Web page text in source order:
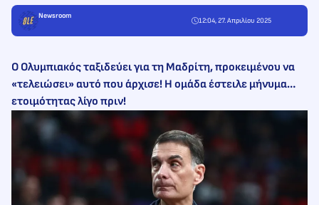
Newsroom
12:04, 27. Απριλίου 2025
Ο Ολυμπιακός ταξιδεύει για τη Μαδρίτη, προκειμένου να
«τελειώσει» αυτό που άρχισε! Η ομάδα έστειλε μήνυμα…
ετοιμότητας λίγο πριν!